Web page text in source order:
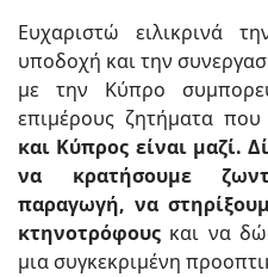
Ευχαριστώ ειλικρινά
υποδοχή και την
με την Κύπρο
επιμέρους ζητήματα
και Κύπρος είναι μαζί.
να κρατήσουμε
παραγωγή, να
κτηνοτρόφους και να
μια συγκεκριμένη